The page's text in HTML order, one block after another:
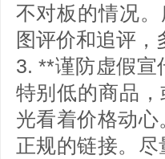
不对板的情况
图评价和追评，
3. **谨防虚假宣
特别低的商品
光看着价格动
正规的链接。